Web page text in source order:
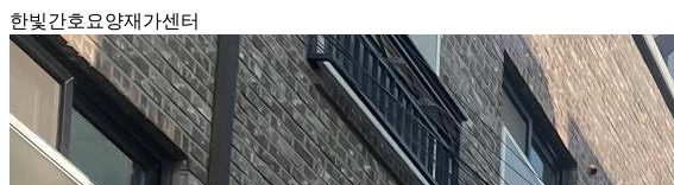
한빛간호요양재가센터